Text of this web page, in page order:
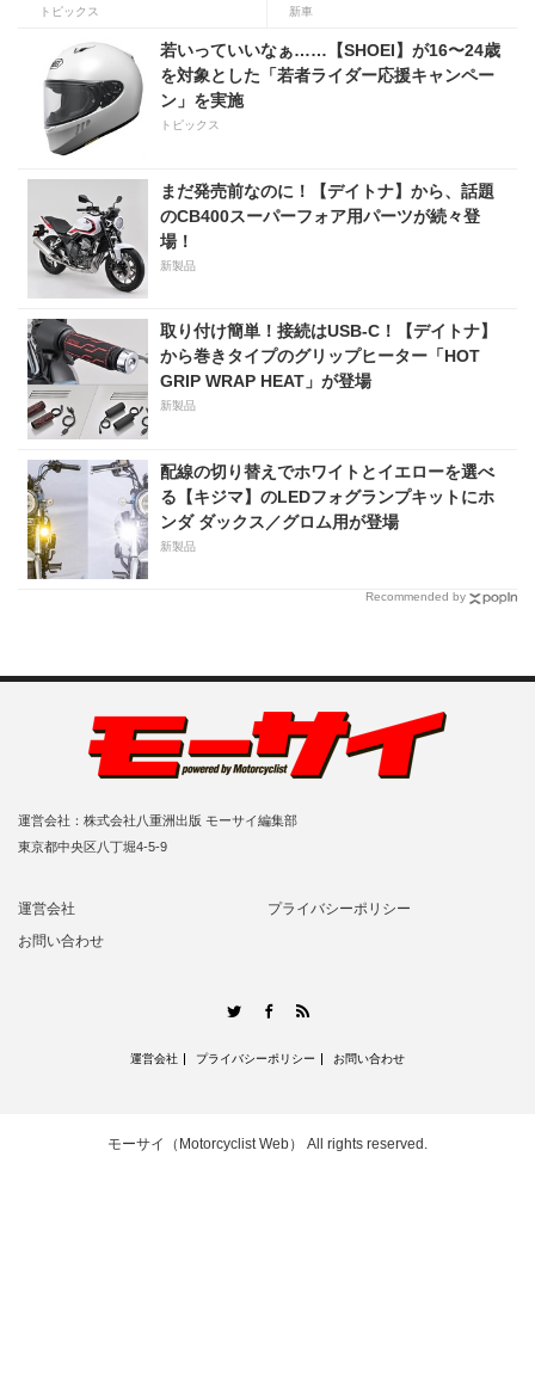
定！ シリーズ最高58馬力＆
「旧CB400SF」を超えた!?
【Honda2026新車ニュー
ス】
トピックス
登場。価格98万100円〜で、8
月27日発売！
新車
若いっていいなぁ……【SHOEI】が16〜24歳
を対象とした「若者ライダー応援キャンペー
ン」を実施
トピックス
まだ発売前なのに！【デイトナ】から、話題
のCB400スーパーフォア用パーツが続々登
場！
新製品
取り付け簡単！接続はUSB-C！【デイトナ】
から巻きタイプのグリップヒーター「HOT
GRIP WRAP HEAT」が登場
新製品
配線の切り替えでホワイトとイエローを選べ
る【キジマ】のLEDフォグランプキットにホ
ンダ ダックス／グロム用が登場
新製品
Recommended by
運営会社：株式会社八重洲出版 モーサイ編集部
東京都中央区八丁堀4-5-9
運営会社
プライバシーポリシー
お問い合わせ
TwitterFacebook
運営会社 プライバシーポリシー お問い合わせ
モーサイ（Motorcyclist Web） All rights reserved.